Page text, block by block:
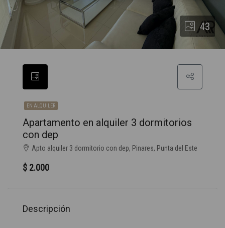
43
EN ALQUILER
Apartamento en alquiler 3 dormitorios
con dep
Apto alquiler 3 dormitorio con dep, Pinares, Punta del Este
$ 2.000
Descripción